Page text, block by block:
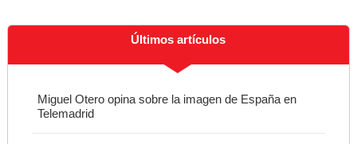
Últimos artículos
Miguel Otero opina sobre la imagen de España en
Telemadrid